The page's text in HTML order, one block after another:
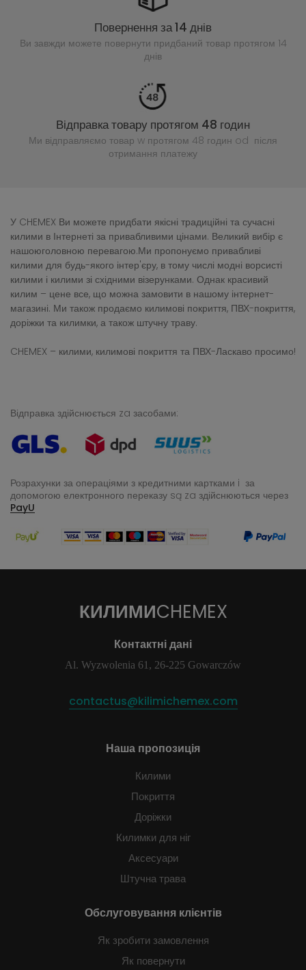
Повернення за 14 днів
Ви завжди можете повернути придбаний товар протягом 14
днів
Відправка товару протягом 48 годин
Ми відправляємо товар w протягом 48 годин od після
отримання платежу
У CHEMEX Ви можете придбати якісні традиційні та сучасні
килими в Інтернеті за привабливими цінами. Великий вибір є
нашоюголовною перевагою.Ми пропонуємо привабливі
килими для будь-якого інтер'єру, в тому числі модні ворсисті
килими і килими зі східними візерунками. Однак красивий
килим – цене все, що можна замовити в нашому інтернет-
магазині. Ми також продаємо килимові покриття, ПВХ-покриття,
доріжки та килимки, а також штучну траву.
CHEMEX – килими, килимові покриття та ПВХ-Ласкаво просимо!
Відправка здійснюється za засобами:
Розрахунки за операціями з кредитними картками i за
допомогою електронного переказу są za здійснюються через
PayU
КИЛИМИCHEMEX
Контактні дані
Al. Wyzwolenia 61, 26-225 Gowarczów
contactus@kilimichemex.com
Наша пропозиція
Килими
Покриття
Доріжки
Килимки для ніг
Аксесуари
Штучна трава
Обслуговування клієнтів
Як зробити замовлення
Як повернути